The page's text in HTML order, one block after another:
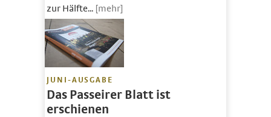
zur Hälfte... [mehr]
JUNI-AUSGABE
Das Passeirer Blatt ist
erschienen